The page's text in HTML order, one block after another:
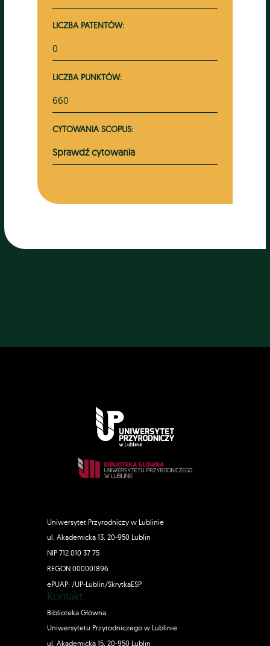
LICZBA PATENTÓW:
0
LICZBA PUNKTÓW:
660
CYTOWANIA SCOPUS:
Sprawdź cytowania
Uniwersytet Przyrodniczy w Lublinie
ul. Akademicka 13, 20-950 Lublin
NIP 712 010 37 75
REGON 000001896
ePUAP: /UP-Lublin/SkrytkaESP
Kontakt
Biblioteka Główna
Uniwersytetu Przyrodniczego w Lublinie
ul. Akademicka 15, 20-950 Lublin